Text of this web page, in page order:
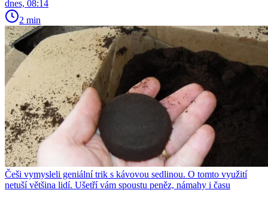
dnes, 08:14
2 min
Češi vymysleli geniální trik s kávovou sedlinou. O tomto využití
netuší většina lidí. Ušetří vám spoustu peněz, námahy i času